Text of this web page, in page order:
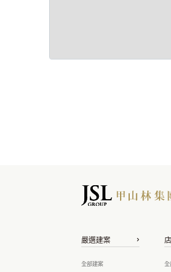
嚴選建案
全部建案 全